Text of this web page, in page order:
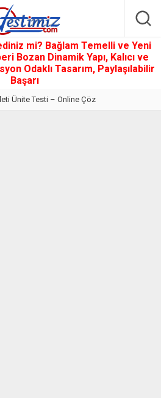
mi? Bağlam Temelli ve Yeni
Bozan Dinamik Yapı, Kalıcı ve
Odaklı Tasarım, Paylaşılabilir
Başarı
Ünite Testi – Online Çöz